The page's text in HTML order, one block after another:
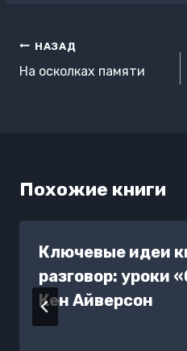
Навигация
по
НАЗАД
На осколках памяти
Похожие книги
Ключевые идеи
разговор: уроки
Кен Айверсон